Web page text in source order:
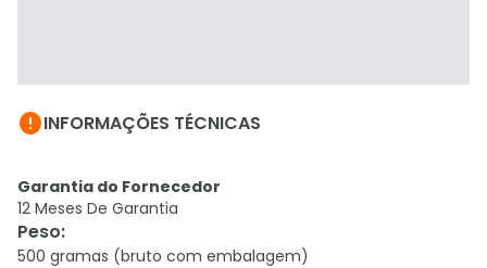
INFORMAÇÕES TÉCNICAS
Garantia do Fornecedor
12 Meses De Garantia
Peso:
500 gramas (bruto com embalagem)